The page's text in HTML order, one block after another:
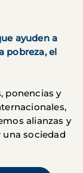
ayuden a
pobreza, el
ponencias y
alianzas y
sociedad